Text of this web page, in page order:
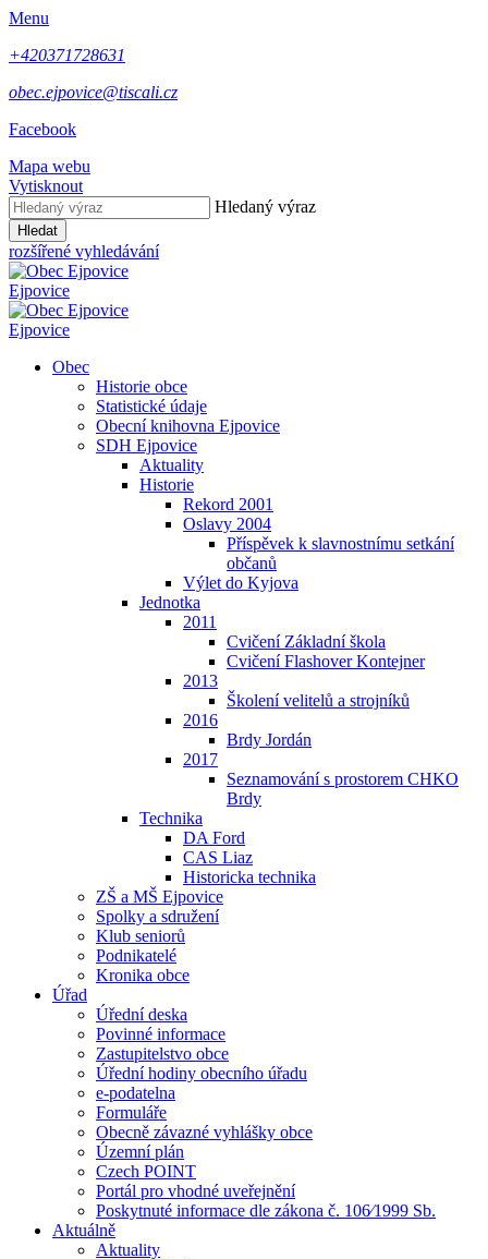
Menu
+420371728631
obec.ejpovice@tiscali.cz
Facebook
Mapa webu
Vytisknout
Hledaný výraz
Hledat
rozšířené vyhledávání
Ejpovice
Ejpovice
Obec
Historie obce
Statistické údaje
Obecní knihovna Ejpovice
SDH Ejpovice
Aktuality
Historie
Rekord 2001
Oslavy 2004
Příspěvek k slavnostnímu setkání
občanů
Výlet do Kyjova
Jednotka
2011
Cvičení Základní škola
Cvičení Flashover Kontejner
2013
Školení velitelů a strojníků
2016
Brdy Jordán
2017
Seznamování s prostorem CHKO
Brdy
Technika
DA Ford
CAS Liaz
Historicka technika
ZŠ a MŠ Ejpovice
Spolky a sdružení
Klub seniorů
Podnikatelé
Kronika obce
Úřad
Úřední deska
Povinné informace
Zastupitelstvo obce
Úřední hodiny obecního úřadu
e-podatelna
Formuláře
Obecně závazné vyhlášky obce
Územní plán
Czech POINT
Portál pro vhodné uveřejnění
Poskytnuté informace dle zákona č. 106⁄1999 Sb.
Aktuálně
Aktuality